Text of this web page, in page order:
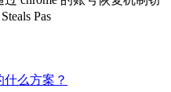
Pas
么方案？